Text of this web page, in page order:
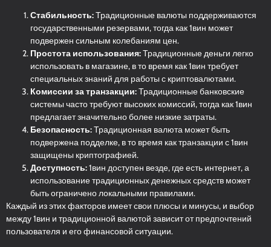
Стабильность:Традиционные валюты поддерживаются
государственными резервами, тогда как 1вин может
подвержен сильным колебаниям цен.
Простота использования:Традиционные деньги легко
использовать в магазине, в то время как 1вин требует
специальных знаний для работы с криптовалютами.
Комиссии за транзакции:Традиционные банковские
системы часто требуют высоких комиссий, тогда как 1вин
предлагает значительно более низкие затраты.
Безопасность:Традиционная валюта может быть
подвержена подделке, в то время как транзакции с 1вин
защищены криптографией.
Доступность:1вин доступен везде, где есть интернет, а
использование традиционных денежных средств может
быть ограничено локальными правилами.
Каждый из этих факторов имеет свои плюсы и минусы, и выбор
между 1вин и традиционной валютой зависит от предпочтений
пользователя и его финансовой ситуации.